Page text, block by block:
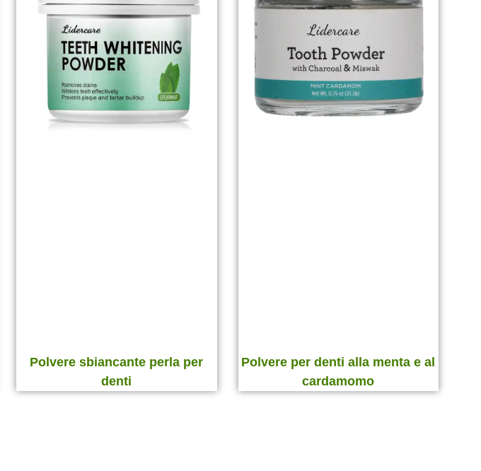
Polvere sbiancante perla per
denti
Polvere per denti alla menta e al
cardamomo